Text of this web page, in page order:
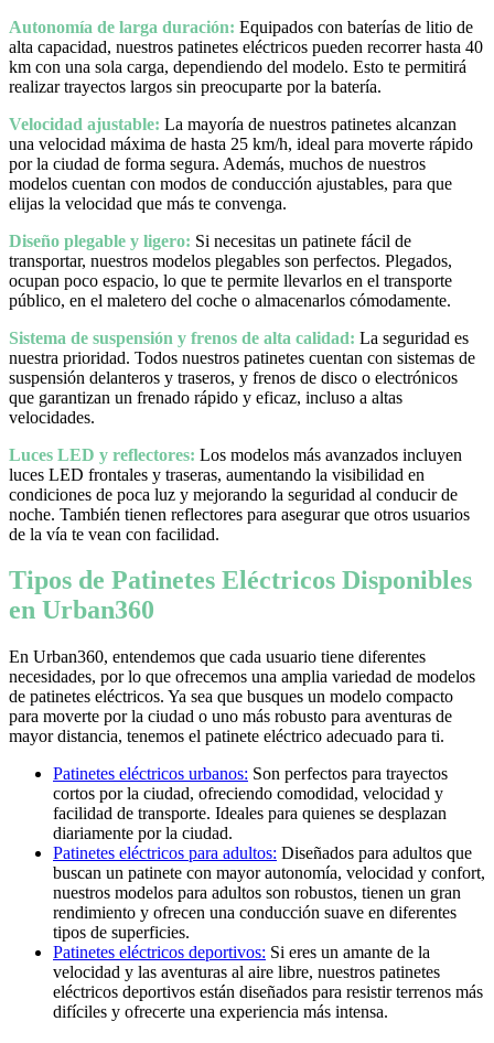
Autonomía de larga duración: Equipados con baterías de litio de
alta capacidad, nuestros patinetes eléctricos pueden recorrer hasta 40
km con una sola carga, dependiendo del modelo. Esto te permitirá
realizar trayectos largos sin preocuparte por la batería.
Velocidad ajustable: La mayoría de nuestros patinetes alcanzan
una velocidad máxima de hasta 25 km/h, ideal para moverte rápido
por la ciudad de forma segura. Además, muchos de nuestros
modelos cuentan con modos de conducción ajustables, para que
elijas la velocidad que más te convenga.
Diseño plegable y ligero: Si necesitas un patinete fácil de
transportar, nuestros modelos plegables son perfectos. Plegados,
ocupan poco espacio, lo que te permite llevarlos en el transporte
público, en el maletero del coche o almacenarlos cómodamente.
Sistema de suspensión y frenos de alta calidad: La seguridad es
nuestra prioridad. Todos nuestros patinetes cuentan con sistemas de
suspensión delanteros y traseros, y frenos de disco o electrónicos
que garantizan un frenado rápido y eficaz, incluso a altas
velocidades.
Luces LED y reflectores: Los modelos más avanzados incluyen
luces LED frontales y traseras, aumentando la visibilidad en
condiciones de poca luz y mejorando la seguridad al conducir de
noche. También tienen reflectores para asegurar que otros usuarios
de la vía te vean con facilidad.
Tipos de Patinetes Eléctricos Disponibles
en Urban360
En Urban360, entendemos que cada usuario tiene diferentes
necesidades, por lo que ofrecemos una amplia variedad de modelos
de patinetes eléctricos. Ya sea que busques un modelo compacto
para moverte por la ciudad o uno más robusto para aventuras de
mayor distancia, tenemos el patinete eléctrico adecuado para ti.
Patinetes eléctricos urbanos: Son perfectos para trayectos
cortos por la ciudad, ofreciendo comodidad, velocidad y
facilidad de transporte. Ideales para quienes se desplazan
diariamente por la ciudad.
Patinetes eléctricos para adultos: Diseñados para adultos que
buscan un patinete con mayor autonomía, velocidad y confort,
nuestros modelos para adultos son robustos, tienen un gran
rendimiento y ofrecen una conducción suave en diferentes
tipos de superficies.
Patinetes eléctricos deportivos: Si eres un amante de la
velocidad y las aventuras al aire libre, nuestros patinetes
eléctricos deportivos están diseñados para resistir terrenos más
difíciles y ofrecerte una experiencia más intensa.